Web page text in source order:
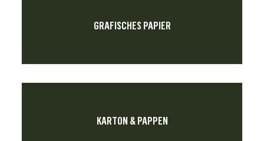
GRAFISCHES PAPIER
KARTON & PAPPEN